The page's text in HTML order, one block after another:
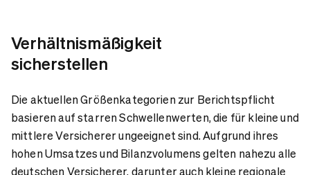
Verhältnismäßigkeit
sicherstellen
Die aktuellen Größenkategorien zur Berichtspflicht
basieren auf starren Schwellenwerten, die für kleine und
mittlere Versicherer ungeeignet sind. Aufgrund ihres
hohen Umsatzes und Bilanzvolumens gelten nahezu alle
deutschen Versicherer, darunter auch kleine regionale